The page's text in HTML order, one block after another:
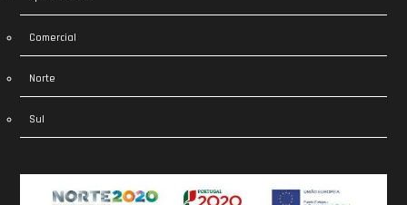
Comercial
Norte
Sul